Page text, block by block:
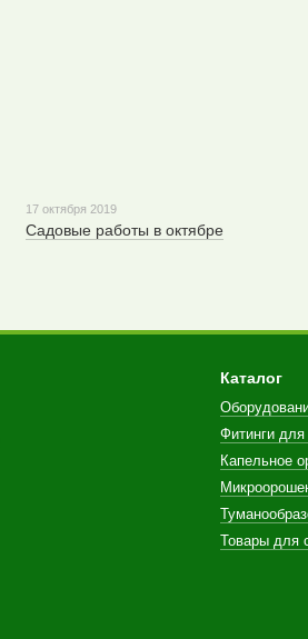
17 октября 2019
Садовые работы в октябре
Каталог
Фитинги
Капельное
Товары для